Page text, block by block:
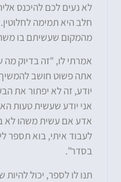
לא נעים לכם להיכנס
חלב היא תמימה
מהמקום שעשיתם בו
אמרתי לו, "זה בדיוק
אתה פשוט חושב להמשיך
יודע, זה לא יפתור את
אני יודע שעשית טעות
אדע אם עשית משהו לא
לעבוד איתי, בוא תספר
בסדר".
תנו לו לספר, יכול